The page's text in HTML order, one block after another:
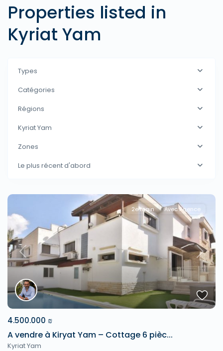
Properties listed in
Kyriat Yam
Types
Catégories
Régions
Kyriat Yam
Zones
Le plus récent d'abord
Previous Next
2e main Avec Agence
4.500.000 ₪
A vendre à Kiryat Yam – Cottage 6 pièc...
Kyriat Yam